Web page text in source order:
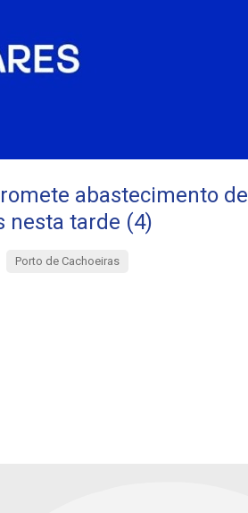
abastecimento de
nesta tarde (4)
Porto de Cachoeiras